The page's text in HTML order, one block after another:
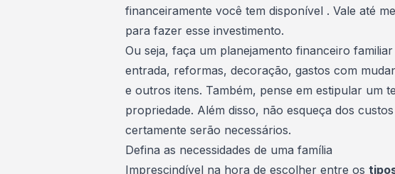
financeiramente você tem disponível . Vale até
para fazer esse investimento.
Ou seja, faça um planejamento financeiro
entrada, reformas, decoração, gastos com
e outros itens. Também, pense em estipular um
propriedade. Além disso, não esqueça dos
certamente serão necessários.
Defina as necessidades de uma família
Imprescindível na hora de escolher entre os